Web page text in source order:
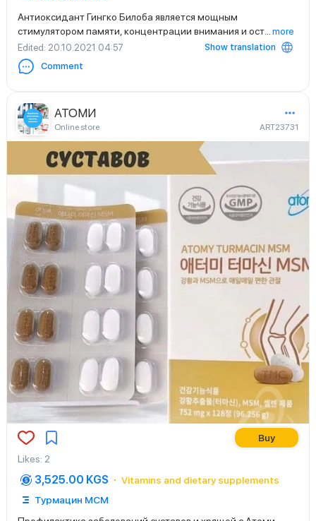
Антиоксидант Гингко Билоба является мощным
стимулятором памяти, концентрации внимания и ост
more
Edited: 20.10.2021 04:57
Show translation
Comment
АТОМИ
Online store ART23731
Buy
Likes: 2
3,525.00 KGS
Vitamins and dietary supplements
Турмацин МСМ